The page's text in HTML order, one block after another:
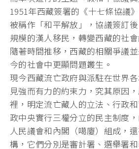
1951年西藏簽署的《十七條協議
被稱作「和平解放」，協議簽訂
規模的漢人移民，轉變西藏的社
隨著時間推移，西藏的相關爭議
今的社會中更顯問題叢生。
現今西藏流亡政府與派駐在世界
見強而有力的約束力，究其原因
裡，明定流亡藏人的立法、行政
政中央實行三權分立的民主制度
人民議會和內閣（噶廈）組成，
構，它們分別是審計署、選舉署